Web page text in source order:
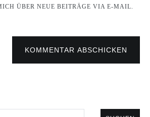
ÜBER NEUE BEITRÄGE VIA E-MAIL.
KOMMENTAR ABSCHICKEN